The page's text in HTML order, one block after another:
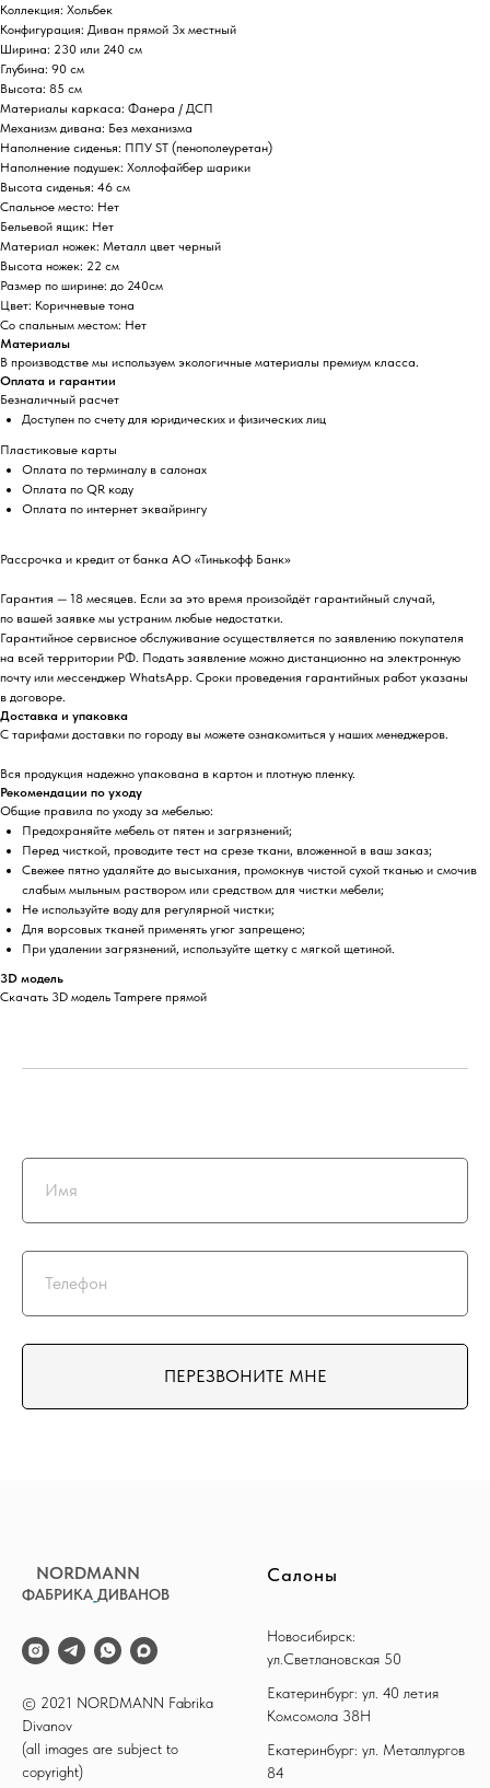
Коллекция: Хольбек
Конфигурация: Диван прямой 3х местный
Ширина: 230 или 240 см
Глубина: 90 см
Высота: 85 см
Материалы каркаса: Фанера / ДСП
Механизм дивана: Без механизма
Наполнение сиденья: ППУ ST (пенополеуретан)
Наполнение подушек: Холлофайбер шарики
Высота сиденья: 46 см
Спальное место: Нет
Бельевой ящик: Нет
Материал ножек: Металл цвет черный
Высота ножек: 22 см
Размер по ширине: до 240см
Цвет: Коричневые тона
Со спальным местом: Нет
Материалы
В производстве мы используем экологичные материалы премиум класса.
Оплата и гарантии
Безналичный расчет
Доступен по счету для юридических и физических лиц
Пластиковые карты
Оплата по терминалу в салонах
Оплата по QR коду
Оплата по интернет эквайрингу
Рассрочка и кредит от банка АО «Тинькофф Банк»
Гарантия — 18 месяцев. Если за это время произойдёт гарантийный случай,
по вашей заявке мы устраним любые недостатки.
Гарантийное сервисное обслуживание осуществляется по заявлению покупателя
на всей территории РФ. Подать заявление можно дистанционно на электронную
почту или мессенджер WhatsApp. Сроки проведения гарантийных работ указаны
в договоре.
Доставка и упаковка
С тарифами доставки по городу вы можете ознакомиться у наших менеджеров.
Вся продукция надежно упакована в картон и плотную пленку.
Рекомендации по уходу
Общие правила по уходу за мебелью:
Предохраняйте мебель от пятен и загрязнений;
Перед чисткой, проводите тест на срезе ткани, вложенной в ваш заказ;
Свежее пятно удаляйте до высыхания, промокнув чистой сухой тканью и смочив
слабым мыльным раствором или средством для чистки мебели;
Не используйте воду для регулярной чистки;
Для ворсовых тканей применять угюг запрещено;
При удалении загрязнений, используйте щетку с мягкой щетиной.
3D модель
Скачать 3D модель Tampere прямой
ПЕРЕЗВОНИТЕ МНЕ
NORDMANN
ФАБРИКА ДИВАНОВ
© 2021 NORDMANN Fabrika
Divanov
(all images are subject to
copyright)
Салоны
Новосибирск:
ул.Светлановская 50
Екатеринбург: ул. 40 летия
Комсомола 38Н
Екатеринбург: ул. Металлургов
84